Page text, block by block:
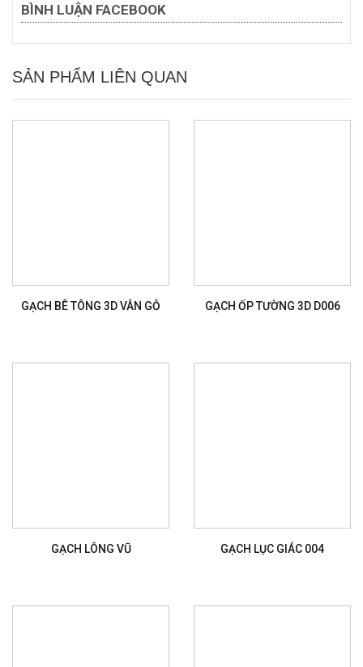
BÌNH LUẬN FACEBOOK
SẢN PHẨM LIÊN QUAN
GẠCH BÊ TÔNG 3D VÂN GỖ GẠCH ỐP TƯỜNG 3D D006
GẠCH LÔNG VŨ GẠCH LỤC GIÁC 004